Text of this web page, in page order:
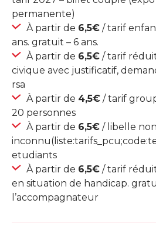
permanente)
À partir de 6,5€ / tarif
ans. gratuit – 6 ans.
À partir de 6,5€ / tarif
civique avec justificatif,
rsa
À partir de 4,5€ / tarif
20 personnes
À partir de 6,5€ / libelle
etudiants
À partir de 6,5€ / tarif
en situation de handicap.
l’accompagnateur